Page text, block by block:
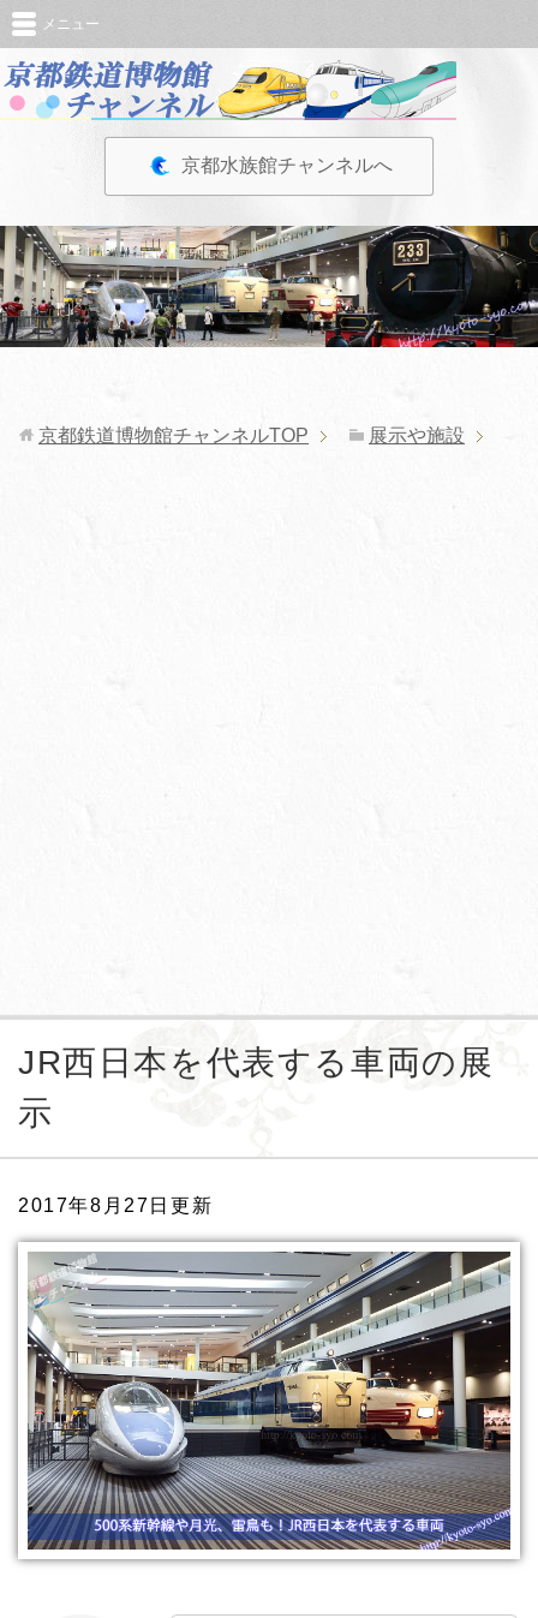
京都水族館チャンネルへ
メニュー
京都鉄道博物館チャンネルTOP 展示や施設
JR西日本を代表する車両の展
示
2017年8月27日更新